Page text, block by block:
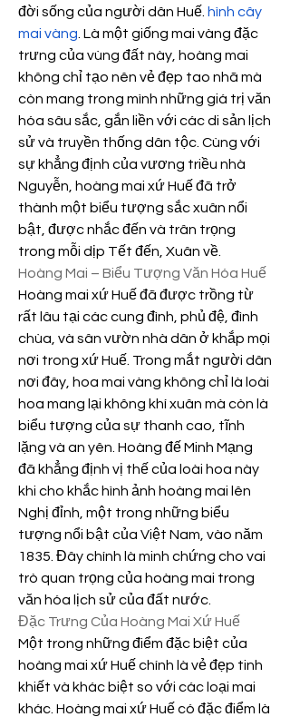
đời sống của người dân Huế. hình cây
mai vàng . Là một giống mai vàng đặc
trưng của vùng đất này, hoàng mai
không chỉ tạo nên vẻ đẹp tao nhã mà
còn mang trong mình những giá trị văn
hóa sâu sắc, gắn liền với các di sản lịch
sử và truyền thống dân tộc. Cùng với
sự khẳng định của vương triều nhà
Nguyễn, hoàng mai xứ Huế đã trở
thành một biểu tượng sắc xuân nổi
bật, được nhắc đến và trân trọng
trong mỗi dịp Tết đến, Xuân về.
Hoàng Mai – Biểu Tượng Văn Hóa Huế
Hoàng mai xứ Huế đã được trồng từ
rất lâu tại các cung đình, phủ đệ, đình
chùa, và sân vườn nhà dân ở khắp mọi
nơi trong xứ Huế. Trong mắt người dân
nơi đây, hoa mai vàng không chỉ là loài
hoa mang lại không khí xuân mà còn là
biểu tượng của sự thanh cao, tĩnh
lặng và an yên. Hoàng đế Minh Mạng
đã khẳng định vị thế của loài hoa này
khi cho khắc hình ảnh hoàng mai lên
Nghị đỉnh, một trong những biểu
tượng nổi bật của Việt Nam, vào năm
1835. Đây chính là minh chứng cho vai
trò quan trọng của hoàng mai trong
văn hóa lịch sử của đất nước.
Đặc Trưng Của Hoàng Mai Xứ Huế
Một trong những điểm đặc biệt của
hoàng mai xứ Huế chính là vẻ đẹp tinh
khiết và khác biệt so với các loại mai
khác. Hoàng mai xứ Huế có đặc điểm là